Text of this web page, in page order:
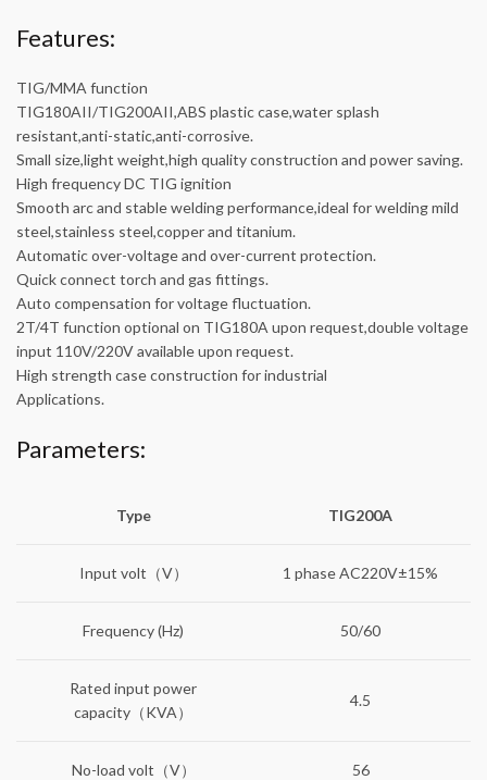
Features:
TIG/MMA function
TIG180AII/TIG200AII,ABS plastic case,water splash
resistant,anti-static,anti-corrosive.
Small size,light weight,high quality construction and power saving.
High frequency DC TIG ignition
Smooth arc and stable welding performance,ideal for welding mild
steel,stainless steel,copper and titanium.
Automatic over-voltage and over-current protection.
Quick connect torch and gas fittings.
Auto compensation for voltage fluctuation.
2T/4T function optional on TIG180A upon request,double voltage
input 110V/220V available upon request.
High strength case construction for industrial
Applications.
Parameters:
Type TIG200A
Input volt（V） 1 phase AC220V±15%
Frequency (Hz) 50/60
Rated input power
capacity（KVA）
4.5
No-load volt（V） 56